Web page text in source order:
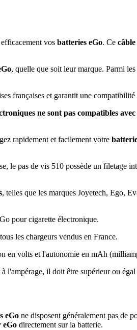
vos batteries eGo. Ce
, quelle que soit leur marque. Parmi
françaises et garantit une
ne sont pas compatibles
rapidement et facilement votre
le pas de vis 510 possède un filetage
, telles que les marques Joyetech, Ego,
pour cigarette électronique.
les chargeurs vendus en France.
en volts et l'autonomie en mAh
l'ampérage, il doit être supérieur ou
eGo ne disposent généralement pas de
eGo directement sur la batterie.